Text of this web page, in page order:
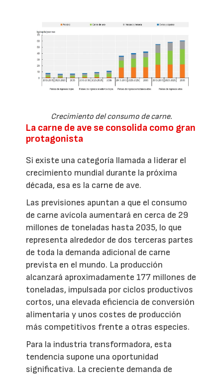
Crecimiento del consumo de carne.
La carne de ave se consolida como gran
protagonista
Si existe una categoría llamada a liderar el
crecimiento mundial durante la próxima
década, esa es la carne de ave.
Las previsiones apuntan a que el consumo
de carne avícola aumentará en cerca de 29
millones de toneladas hasta 2035, lo que
representa alrededor de dos terceras partes
de toda la demanda adicional de carne
prevista en el mundo. La producción
alcanzará aproximadamente 177 millones de
toneladas, impulsada por ciclos productivos
cortos, una elevada eficiencia de conversión
alimentaria y unos costes de producción
más competitivos frente a otras especies.
Para la industria transformadora, esta
tendencia supone una oportunidad
significativa. La creciente demanda de